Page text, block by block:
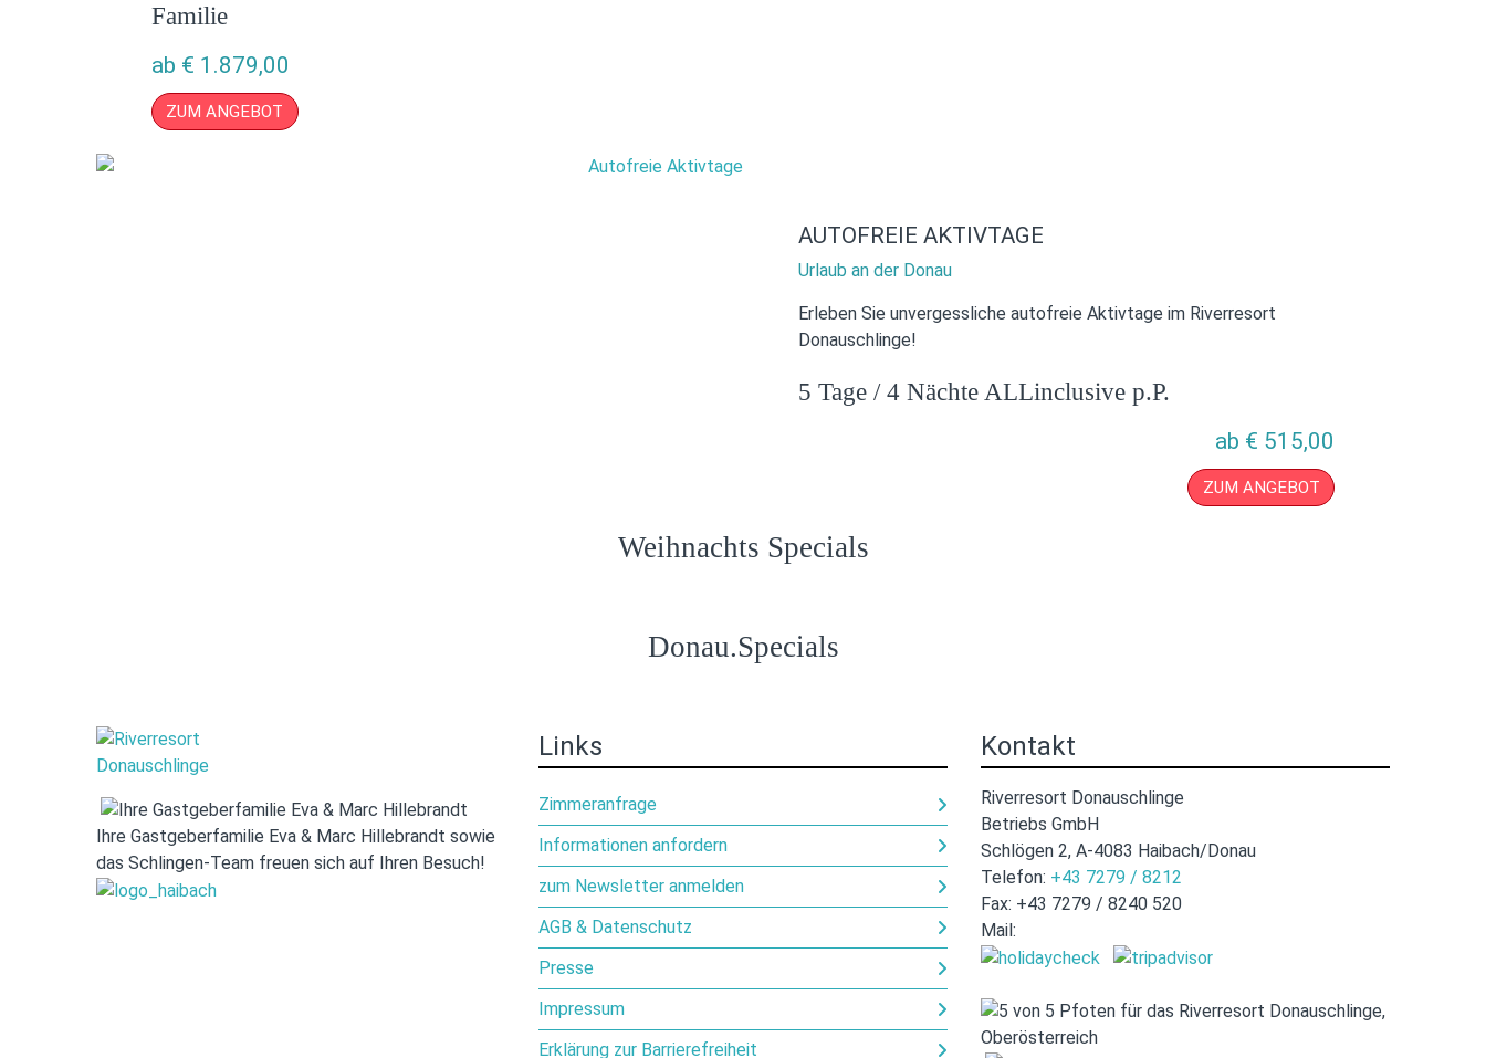
Familie
ab € 1.879,00
ZUM ANGEBOT
AUTOFREIE AKTIVTAGE
Urlaub an der Donau
Erleben Sie unvergessliche autofreie Aktivtage im Riverresort
Donauschlinge!
5 Tage / 4 Nächte ALLinclusive p.P.
ab € 515,00
ZUM ANGEBOT
Weihnachts Specials
Donau.Specials
Ihre Gastgeberfamilie Eva & Marc Hillebrandt sowie
das Schlingen-Team freuen sich auf Ihren Besuch!
Links
Zimmeranfrage
Informationen anfordern
zum Newsletter anmelden
AGB & Datenschutz
Presse
Impressum
Erklärung zur Barrierefreiheit
Kontakt
Riverresort Donauschlinge
Betriebs GmbH
Schlögen 2, A-4083 Haibach/Donau
Telefon: +43 7279 / 8212
Fax: +43 7279 / 8240 520
Mail: